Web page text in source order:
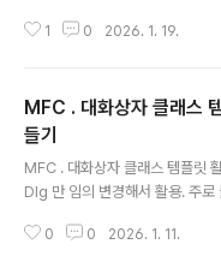
e . VS2015 C# 프로젝트 VS2..
"C" → C++ name mangling
C# 클래스로 캡슐화 - 본 DLL
atic 클래..
1 0 2026. 1. 19.
MFC . 대화상자 클래스
들기
MFC . 대화상자 클래스 템플릿
Dlg 만 임의 변경해서 활용. 주로
++ 활용 Visual Studio Visual
0 0 2026. 1. 11.